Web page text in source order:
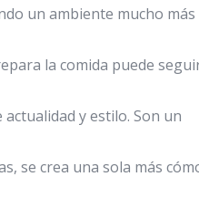
un ambiente mucho más
la comida puede
y estilo. Son un
se crea una sola más